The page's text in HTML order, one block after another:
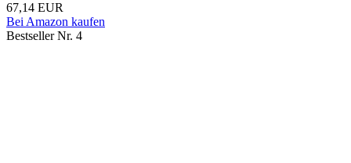
67,14 EUR
Bei Amazon kaufen
Bestseller Nr. 4